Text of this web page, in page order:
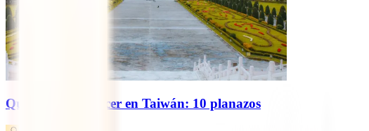
Qué ver y qué hacer en Taiwán: 10 planazos